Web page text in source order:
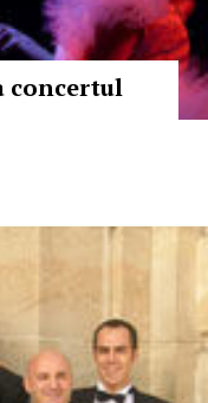
concertul